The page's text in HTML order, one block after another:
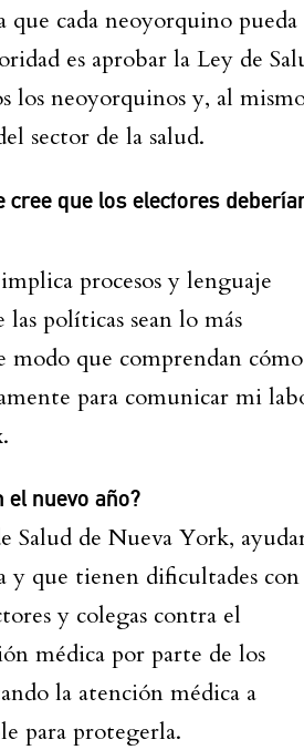
que cada neoyorquino pueda
es aprobar la Ley de
los neoyorquinos y, al
sector de la salud.
que los electores
procesos y lenguaje
políticas sean lo más
modo que comprendan cómo
para comunicar mi
el nuevo año?
Salud de Nueva York,
y que tienen dificultades
y colegas contra el
médica por parte de los
la atención médica a
para protegerla.